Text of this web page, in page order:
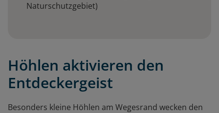
Naturschutzgebiet)
Höhlen aktivieren den
Entdeckergeist
Besonders kleine Höhlen am Wegesrand wecken den